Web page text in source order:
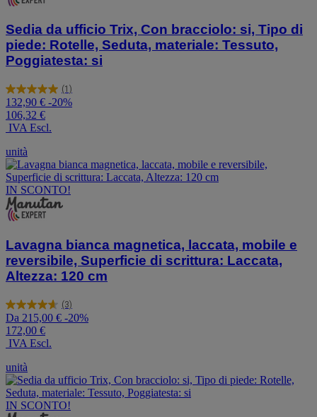
Sedia da ufficio Trix, Con bracciolo: si, Tipo di
piede: Rotelle, Seduta, materiale: Tessuto,
Poggiatesta: si
(1)
5.0
su
5
stelle.
recensione
132,90 € -20%
106,32 €
IVA Escl.
unità
IN SCONTO!
Lavagna bianca magnetica, laccata, mobile e
reversibile, Superficie di scrittura: Laccata,
Altezza: 120 cm
(3)
4.7
su
5
stelle.
recensioni
Da 215,00 € -20%
172,00 €
IVA Escl.
unità
IN SCONTO!